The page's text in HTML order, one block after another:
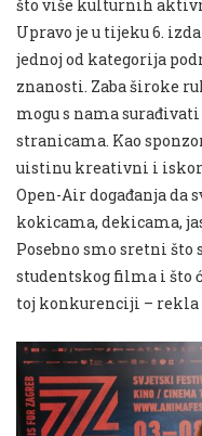
što više kulturnih
Upravo je u tijeku 6.
jednoj od kategorija
znanosti. Zaba široke
mogu s nama
stranicama. Kao
uistinu kreativni i
Open-Air događanja da
kokicama, dekicama,
Posebno smo sretni
studentskog filma i što
toj konkurenciji – rekla